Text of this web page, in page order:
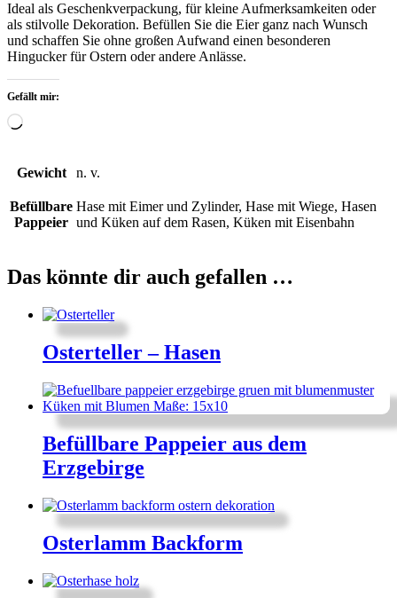
Ideal als Geschenkverpackung, für kleine Aufmerksamkeiten oder
als stilvolle Dekoration. Befüllen Sie die Eier ganz nach Wunsch
und schaffen Sie ohne großen Aufwand einen besonderen
Hingucker für Ostern oder andere Anlässe.
Gefällt mir:
Wird
Gewicht n. v.
Befüllbare
Pappeier
Hase mit Eimer und Zylinder, Hase mit Wiege, Hasen
und Küken auf dem Rasen, Küken mit Eisenbahn
Das könnte dir auch gefallen …
Osterteller – Hasen
Befüllbare Pappeier aus dem
Erzgebirge
Osterlamm Backform